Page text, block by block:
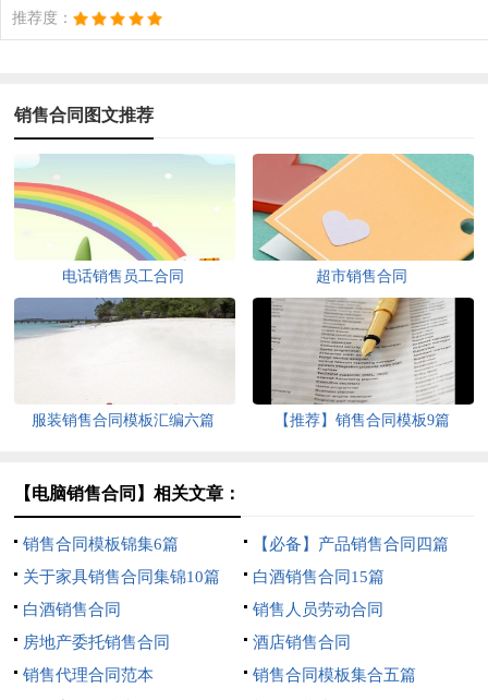
推荐度：
销售合同图文推荐
电话销售员工合同 超市销售合同
服装销售合同模板汇编六篇 【推荐】销售合同模板9篇
【电脑销售合同】相关文章：
销售合同模板锦集6篇
【必备】产品销售合同四篇
关于家具销售合同集锦10篇
白酒销售合同15篇
白酒销售合同
销售人员劳动合同
房地产委托销售合同
酒店销售合同
销售代理合同范本
销售合同模板集合五篇